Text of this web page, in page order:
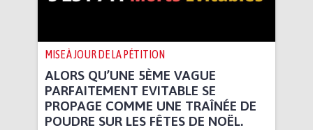
MISE À JOUR DE LA PÉTITION
ALORS QU’UNE 5ÈME VAGUE
PARFAITEMENT EVITABLE SE
PROPAGE COMME UNE TRAÎNÉE DE
POUDRE SUR LES FÊTES DE NOËL.